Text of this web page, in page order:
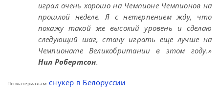
играл очень хорошо на Чемпионе Чемпионов на
прошлой неделе. Я с нетерпением жду, что
покажу такой же высокий уровень и сделаю
следующий шаг, стану играть еще лучше на
Чемпионате Великобритании в этом году.»
Нил Робертсон.
По материалам:снукер в Белоруссии